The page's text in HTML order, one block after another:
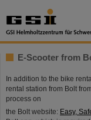
E-Scooter from
In addition to the bike
rental station from Bolt
process on
the Bolt website: Easy,